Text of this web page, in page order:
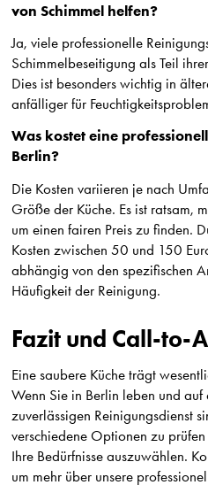
von Schimmel helfen?
Ja, viele professionelle
Schimmelbeseitigung als Teil
Dies ist besonders wichtig in
anfälliger für
Was kostet eine
Berlin?
Die Kosten variieren je nach
Größe der Küche. Es ist ratsam,
um einen fairen Preis zu finden.
Kosten zwischen 50 und 150
abhängig von den spezifischen
Häufigkeit der Reinigung.
Fazit und Call-to-
Eine saubere Küche trägt
Wenn Sie in Berlin leben und auf
zuverlässigen Reinigungsdienst
verschiedene Optionen zu
Ihre Bedürfnisse auszuwählen.
um mehr über unsere